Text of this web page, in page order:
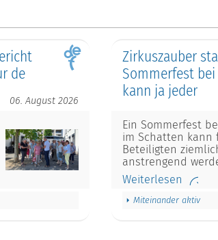
de
06. August 2026
Zirkuszauber
Sommerfest
kann ja jeder
Ein Sommerfest
im Schatten kann
Beteiligten
anstrengend
Weiterlesen
Miteinander aktiv